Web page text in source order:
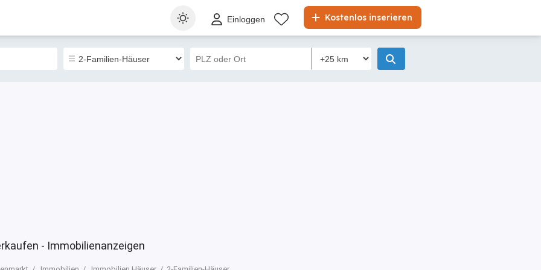
Kostenlos inserieren
Einloggen
- Immobilienanzeigen
Landkarte Liste